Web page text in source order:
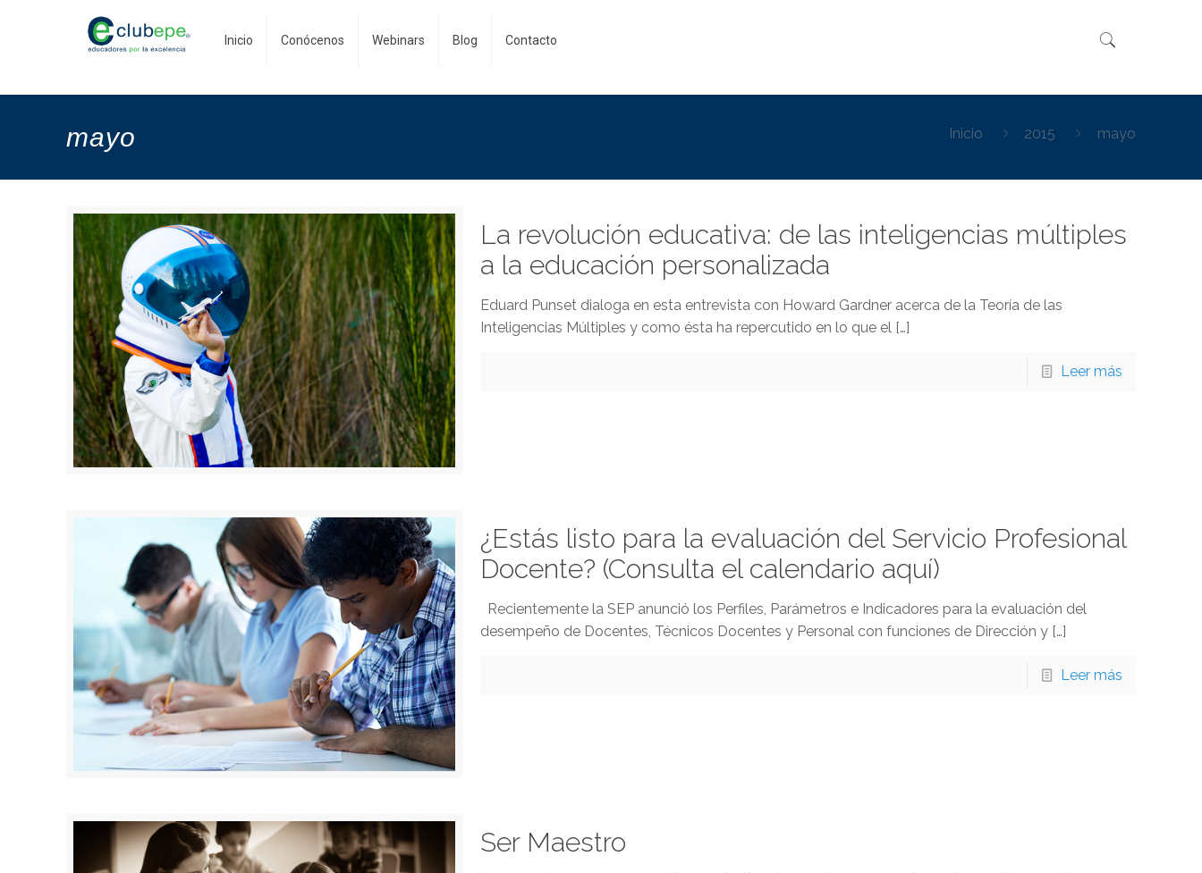
Inicio Conócenos Webinars Blog Contacto
mayo Inicio 2015 mayo
La revolución educativa: de las inteligencias múltiples
a la educación personalizada
Eduard Punset dialoga en esta entrevista con Howard Gardner acerca de la Teoría de las
Inteligencias Múltiples y como ésta ha repercutido en lo que el[…]
Leer más
¿Estás listo para la evaluación del Servicio Profesional
Docente? (Consulta el calendario aquí)
Recientemente la SEP anunció los Perfiles, Parámetros e Indicadores para la evaluación del
desempeño de Docentes, Técnicos Docentes y Personal con funciones de Dirección y[…]
Leer más
Ser Maestro